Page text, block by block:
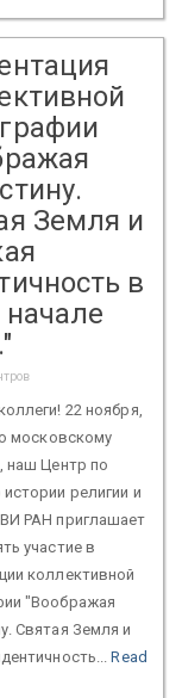
Земля и
в
начале
22 ноября,
московскому
наш Центр по
религии и
РАН приглашает
участие в
коллективной
"Воображая
Святая Земля и
Read